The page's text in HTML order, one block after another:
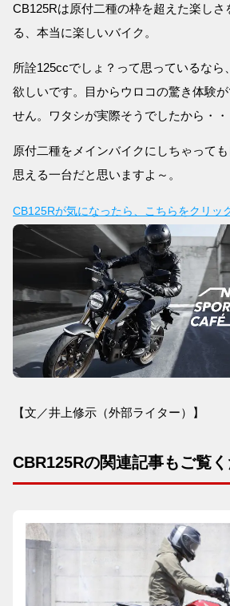
CB125Rは原付二種の枠を超えた楽しさ
る、本当に楽しいバイク。
所詮125ccでしょ？って思っているなら
欲しいです。目からウロコの驚き体験
せん。ワタシが実際そうでしたから・・
原付二種をメインバイクにしちゃって
思える一台だと思いますよ～。
CB125Rが気になったら、こちらをクリッ
【文／井上修示（外部ライター）】
CBR125Rの関連記事もご覧く